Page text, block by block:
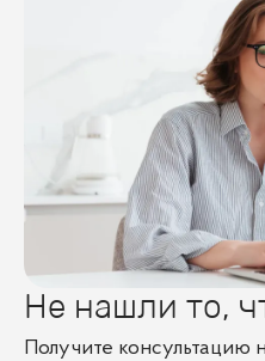
Не нашли то,
Получите консультацию